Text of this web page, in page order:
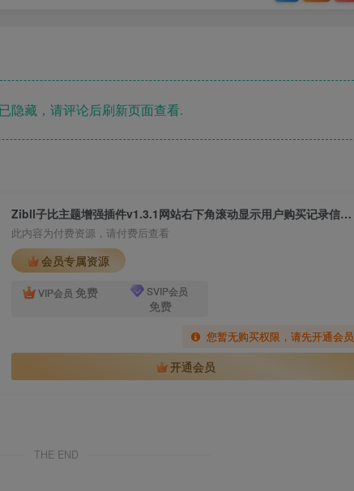
隐藏，请评论后刷新页面查看.
Zibll子比主题增强插件v1.3.1网站右下角滚动显示用户购买记录信息弹幕 WordPress插件
此内容为付费资源，请付费后查看
会员专属资源
VIP会员 免费 SVIP会员
免费
您暂无购买权限，请先开通会员
开通会员
THE END